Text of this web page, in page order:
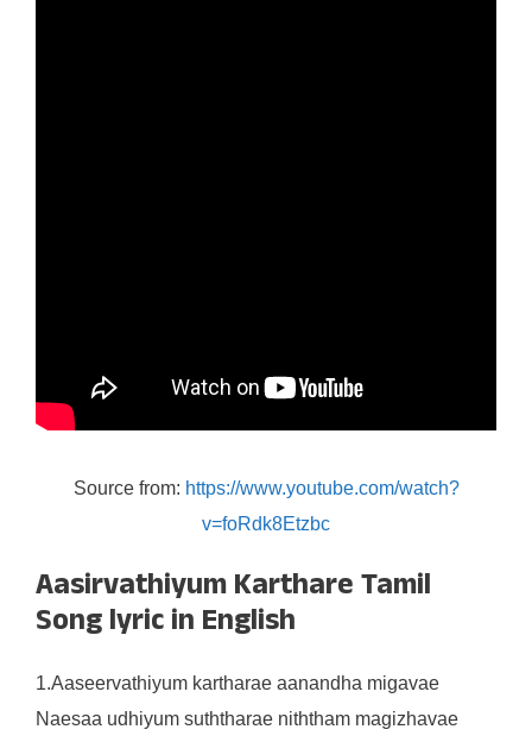
Source from: https://www.youtube.com/watch?
v=foRdk8Etzbc
Aasirvathiyum Karthare Tamil
Song lyric in English
1.Aaseervathiyum kartharae aanandha migavae
Naesaa udhiyum suththarae niththam magizhavae